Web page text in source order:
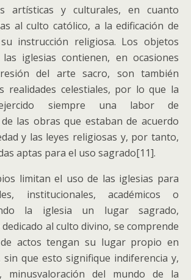
artísticas y culturales, en cuanto
al culto católico, a la edificación de
instrucción religiosa. Los objetos
iglesias contienen, en ocasiones
del arte sacro, son también
realidades celestiales, por lo que la
siempre una labor de
las obras que estaban de acuerdo
y las leyes religiosas y, por tanto,
aptas para el uso sagrado[11].
limitan el uso de las iglesias para
institucionales, académicos o
la iglesia un lugar sagrado,
al culto divino, se comprende
actos tengan su lugar propio en
sin que esto signifique indiferencia y,
minusvaloración del mundo de la